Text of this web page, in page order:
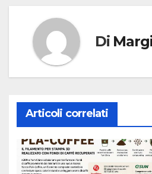
Di
Articoli correlati